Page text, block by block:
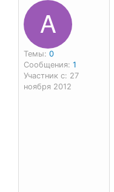
A
Темы: 0
Сообщения: 1
Участник с: 27
ноября 2012